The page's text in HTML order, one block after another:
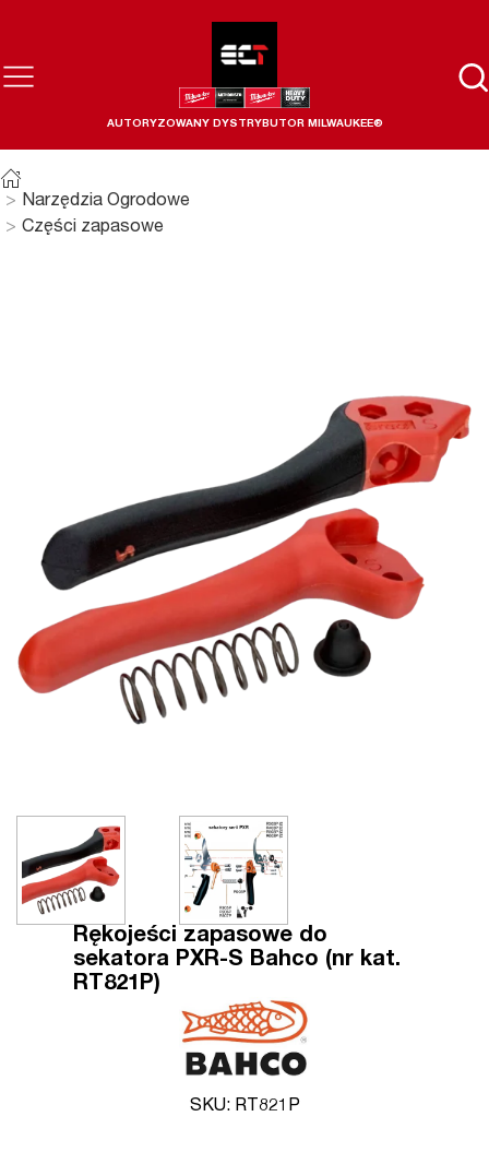
AUTORYZOWANY DYSTRYBUTOR MILWAUKEE®
Narzędzia Ogrodowe
Części zapasowe
Rękojeści zapasowe do
sekatora PXR-S Bahco (nr kat.
RT821P)
SKU: RT821P